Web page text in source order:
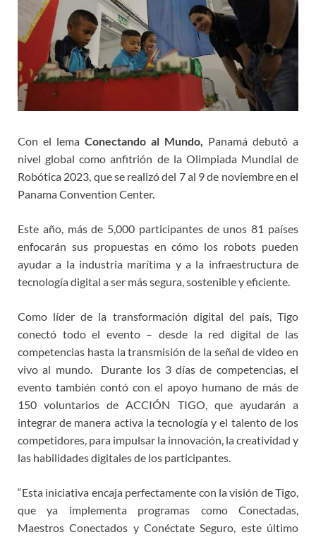
Con el lema Conectando al Mundo,
Panamá debutó a
nivel global como anfitrión de la Olimpiada Mundial de
Robótica 2023, que se realizó del 7 al 9 de noviembre en el
Panama Convention Center.
Este año, más de 5,000 participantes de unos 81 países
enfocarán sus propuestas en cómo los robots pueden
ayudar a la industria marítima y a la infraestructura de
tecnología digital a ser más segura, sostenible y eficiente.
Como líder de la transformación digital del país, Tigo
conectó todo el evento – desde la red digital de las
competencias hasta la transmisión de la señal de video en
vivo al mundo. Durante los 3 días de competencias, el
evento también contó con el apoyo humano de más de
150 voluntarios de ACCIÓN TIGO, que ayudarán a
integrar de manera activa la tecnología y el talento de los
competidores, para impulsar la innovación, la creatividad y
las habilidades digitales de los participantes.
“Esta iniciativa encaja perfectamente con la visión de Tigo,
que ya implementa programas como Conectadas,
Maestros Conectados y Conéctate Seguro, este último